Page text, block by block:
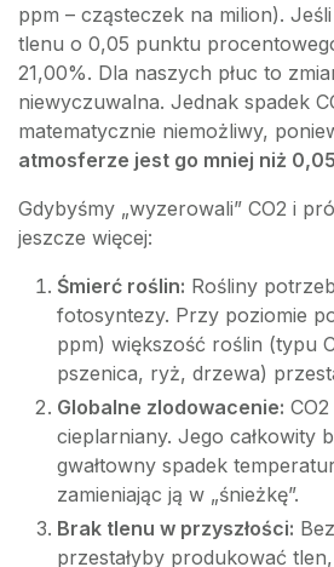
ppm – cząsteczek na milion).
tlenu o 0,05 punktu
21,00%. Dla naszych płuc to
niewyczuwalna. Jednak spadek
matematycznie niemożliwy,
atmosferze jest go mniej niż
Gdybyśmy „wyzerowali” CO2 i
jeszcze więcej:
Śmierć roślin: Rośliny
fotosyntezy. Przy poziomie
ppm) większość roślin (typu
pszenica, ryż, drzewa)
Globalne zlodowacenie:
cieplarniany. Jego całkowity
gwałtowny spadek
zamieniając ją w „śnieżkę”.
Brak tlenu w przyszłości:
przestałyby produkować